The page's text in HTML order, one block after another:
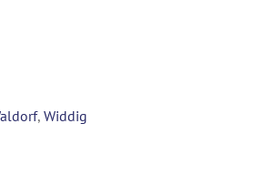
, Widdig